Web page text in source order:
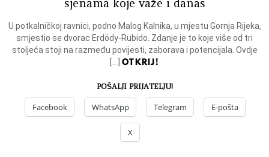
sjenama koje važe i danas
U potkalničkoj ravnici, podno Malog Kalnika, u mjestu Gornja Rijeka,
smjestio se dvorac Erdödy-Rubido. Zdanje je to koje više od tri
stoljeća stoji na razmeđu povijesti, zaborava i potencijala. Ovdje
[…] OTKRIJ!
POŠALJI PRIJATELJU!
Facebook WhatsApp Telegram E-pošta
X